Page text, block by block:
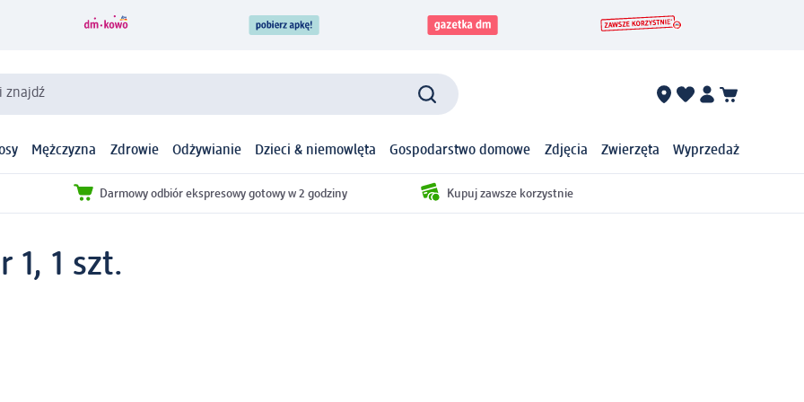
znajdź
Mężczyzna Zdrowie Odżywianie Dzieci & niemowlęta Gospodarstwo domowe Zdjęcia Zwierzęta Wyprzedaż
Darmowy odbiór ekspresowy gotowy w 2 godziny Kupuj zawsze korzystnie
1, 1 szt.